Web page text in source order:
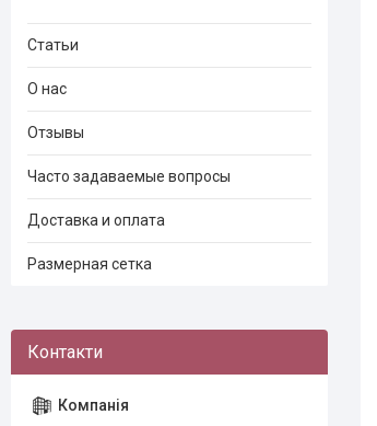
Статьи
О нас
Отзывы
Часто задаваемые вопросы
Доставка и оплата
Размерная сетка